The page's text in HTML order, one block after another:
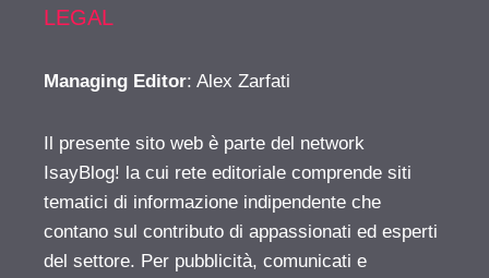
LEGAL
Managing Editor: Alex Zarfati
Il presente sito web è parte del network
IsayBlog! la cui rete editoriale comprende siti
tematici di informazione indipendente che
contano sul contributo di appassionati ed esperti
del settore. Per pubblicità, comunicati e